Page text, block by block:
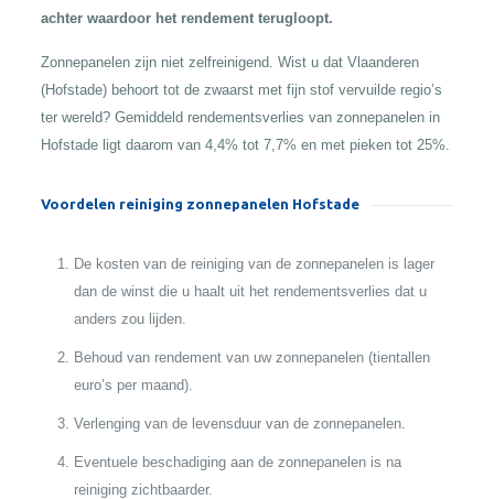
achter waardoor het rendement terugloopt.
Zonnepanelen zijn niet zelfreinigend. Wist u dat Vlaanderen
(Hofstade) behoort tot de zwaarst met fijn stof vervuilde regio’s
ter wereld? Gemiddeld rendementsverlies van zonnepanelen in
Hofstade ligt daarom van 4,4% tot 7,7% en met pieken tot 25%.
Voordelen reiniging zonnepanelen Hofstade
De kosten van de reiniging van de zonnepanelen is lager
dan de winst die u haalt uit het rendementsverlies dat u
anders zou lijden.
Behoud van rendement van uw zonnepanelen (tientallen
euro’s per maand).
Verlenging van de levensduur van de zonnepanelen.
Eventuele beschadiging aan de zonnepanelen is na
reiniging zichtbaarder.